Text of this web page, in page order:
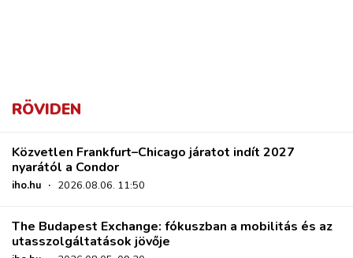
RÖVIDEN
Közvetlen Frankfurt–Chicago járatot indít 2027
nyarától a Condor
iho.hu · 2026.08.06. 11:50
The Budapest Exchange: fókuszban a mobilitás és az
utasszolgáltatások jövője